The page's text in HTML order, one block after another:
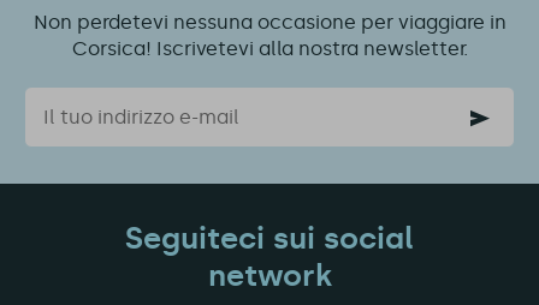
Non perdetevi nessuna occasione per viaggiare in
Corsica! Iscrivetevi alla nostra newsletter.
Email
Seguiteci sui social
network